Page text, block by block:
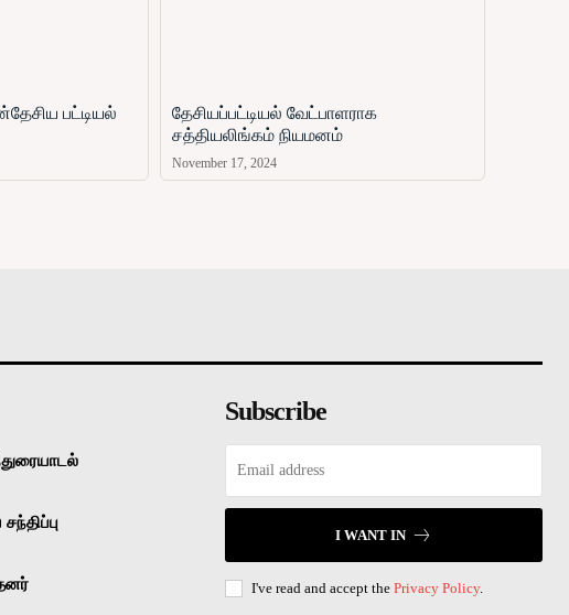
பட்டியல்
தேசியப்பட்டியல் வேட்பாளராக
சத்தியலிங்கம் நியமனம்
November 17, 2024
Subscribe
I WANT IN
I've read and accept the Privacy Policy.